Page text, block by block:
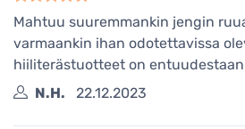
Mahtuu suuremmankin jengin
varmaankin ihan odotettavissa
hiiliterästuotteet on
N.H.
22.12.2023